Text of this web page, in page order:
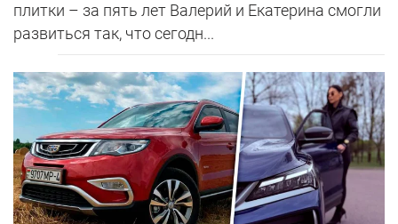
плитки – за пять лет Валерий и Екатерина смогли
развиться так, что сегодн...